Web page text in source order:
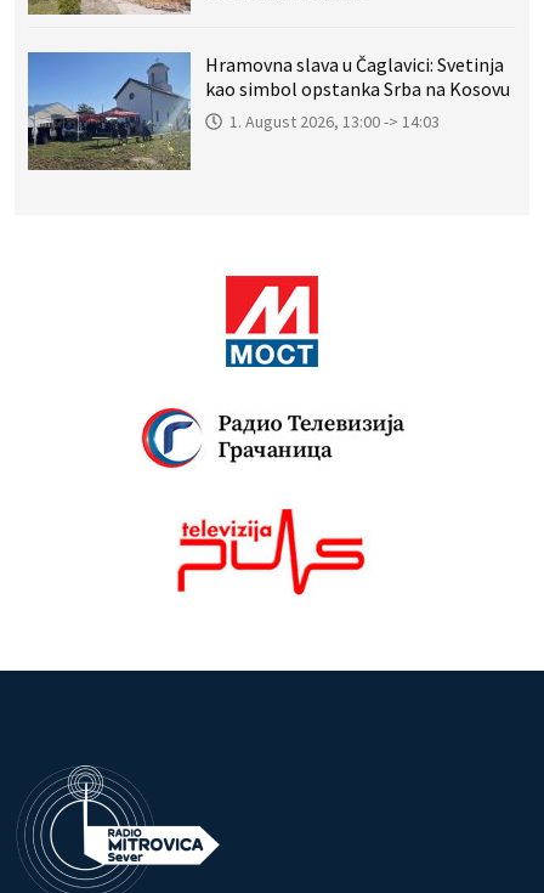
Hramovna slava u Čaglavici: Svetinja
kao simbol opstanka Srba na Kosovu
1. August 2026, 13:00 -> 14:03